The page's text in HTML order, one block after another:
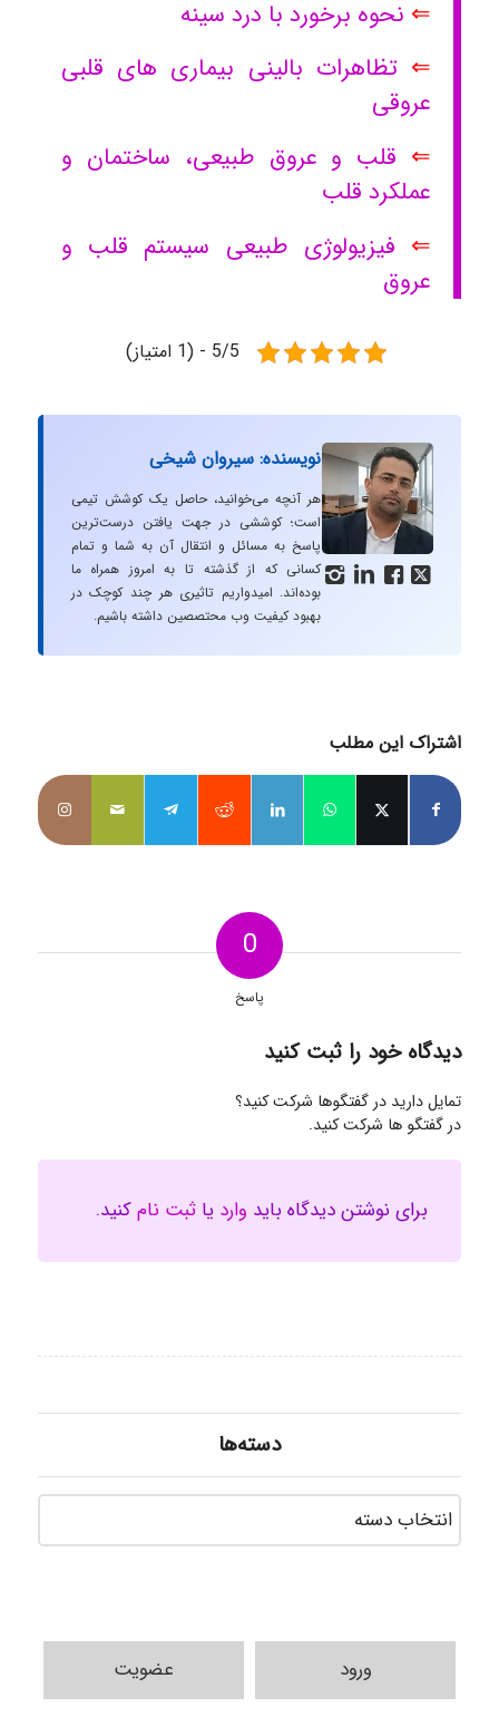
⇐ نحوه برخورد با درد سینه
⇐ تظاهرات بالینی بیماری های قلبی
عروقی
⇐ قلب و عروق طبیعی، ساختمان و
عملکرد قلب
⇐ فیزیولوژی طبیعی سیستم قلب و
عروق
5/5 - (1 امتیاز)
   
نویسنده: سیروان شیخی
هر آنچه می‌خوانید، حاصل یک کوشش تیمی
است؛ کوششی در جهت یافتن درست‌ترین
پاسخ به مسائل و انتقال آن به شما و تمام
کسانی که از گذشته تا به امروز همراه ما
بوده‌اند. امیدواریم تاثیری هر چند کوچک در
بهبود کیفیت وب محتصصین داشته باشیم.
اشتراک این مطلب
0
پاسخ
دیدگاه خود را ثبت کنید
تمایل دارید در گفتگوها شرکت کنید؟
در گفتگو ها شرکت کنید.
برای نوشتن دیدگاه باید وارد یا ثبت نامکنید.
دسته‌ها
ورود عضویت